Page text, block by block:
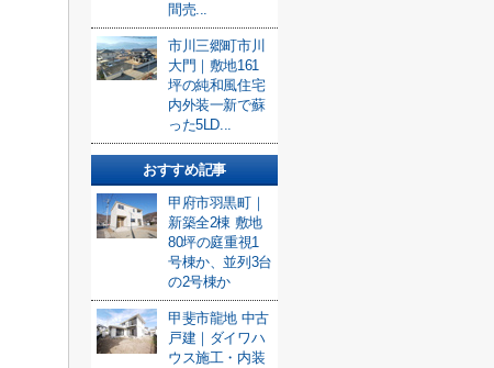
間売...
市川三郷町市川
大門｜敷地161
坪の純和風住宅
内外装一新で蘇
った5LD...
おすすめ記事
甲府市羽黒町｜
新築全2棟 敷地
80坪の庭重視1
号棟か、並列3台
の2号棟か
甲斐市龍地 中古
戸建｜ダイワハ
ウス施工・内装